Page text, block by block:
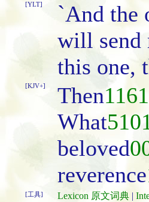
[YLT]
`And the
will send
this one,
[KJV+] Then1161
What
beloved
reverence
[工具] Lexicon 原文词典 |